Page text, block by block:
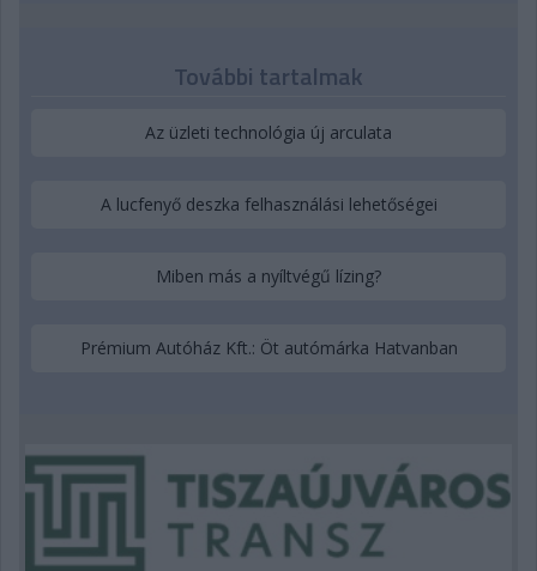
További tartalmak
Az üzleti technológia új arculata
A lucfenyő deszka felhasználási lehetőségei
Miben más a nyíltvégű lízing?
Prémium Autóház Kft.: Öt autómárka Hatvanban